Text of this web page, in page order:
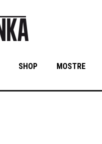
SHOP MOSTRE